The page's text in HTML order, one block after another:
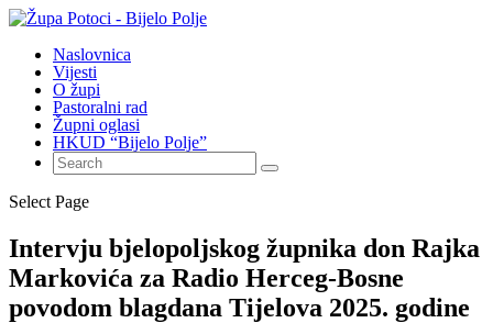
Naslovnica
Vijesti
O župi
Pastoralni rad
Župni oglasi
HKUD “Bijelo Polje”
Select Page
Intervju bjelopoljskog župnika don Rajka
Markovića za Radio Herceg-Bosne
povodom blagdana Tijelova 2025. godine